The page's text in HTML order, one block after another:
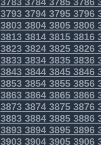
3793379437953796
3803380438053806
3813381438153816
3823382438253826
3833383438353836
3843384438453846
3853385438553856
3863386438653866
3873387438753876
3883388438853886
3893389438953896
3903390439053906